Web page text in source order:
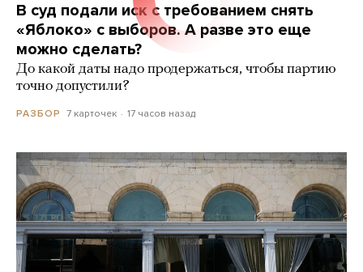
В суд подали иск с требованием снять
«Яблоко» с выборов. А разве это еще
можно сделать?
До какой даты надо продержаться, чтобы партию
точно допустили?
РАЗБОР 7 карточек 17 часов назад